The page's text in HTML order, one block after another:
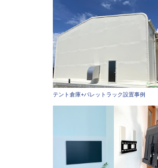
テント倉庫+パレットラック設置事例